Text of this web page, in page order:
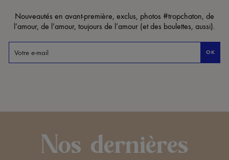
Nouveautés en avant-première, exclus, photos #tropchaton, de
l’amour, de l’amour, toujours de l’amour (et des boulettes, aussi).
OK
Nos dernières